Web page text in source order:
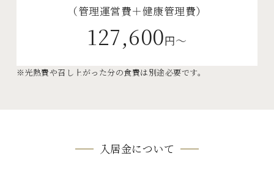
（管理運営費＋健康管理費）
127,600円～
※光熱費や召し上がった分の食費は別途必要です。
入居金について